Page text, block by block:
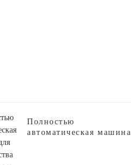
Полностью
автоматическая машина